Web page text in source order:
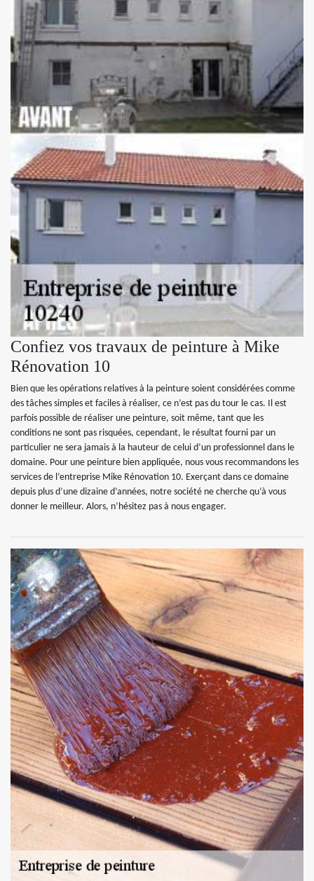
Confiez vos travaux de peinture à Mike
Rénovation 10
Bien que les opérations relatives à la peinture soient considérées comme
des tâches simples et faciles à réaliser, ce n’est pas du tour le cas. Il est
parfois possible de réaliser une peinture, soit même, tant que les
conditions ne sont pas risquées, cependant, le résultat fourni par un
particulier ne sera jamais à la hauteur de celui d’un professionnel dans le
domaine. Pour une peinture bien appliquée, nous vous recommandons les
services de l’entreprise Mike Rénovation 10. Exerçant dans ce domaine
depuis plus d’une dizaine d’années, notre société ne cherche qu’à vous
donner le meilleur. Alors, n’hésitez pas à nous engager.